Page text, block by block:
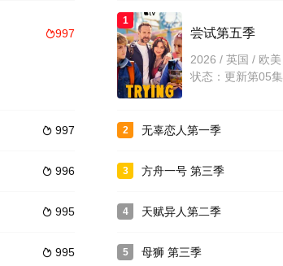
997
 997
 996
 995
 995
1
尝试第五季
2026 / 英国 / 欧美
状态：更新第05集
2 无辜恋人第一季
3 方舟一号 第三季
4 天赋异人第二季
5 母狮 第三季